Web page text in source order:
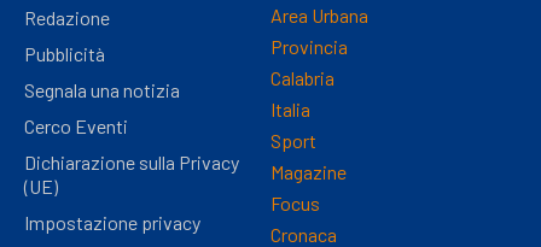
Redazione
Pubblicità
Segnala una notizia
Cerco Eventi
Dichiarazione sulla Privacy
(UE)
Impostazione privacy
Area Urbana
Provincia
Calabria
Italia
Sport
Magazine
Focus
Cronaca